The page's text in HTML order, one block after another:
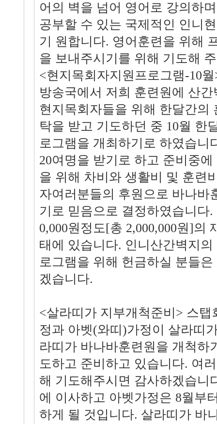
어의 벽을 넘어 영어로 강의하
공부할 수 있는 국제적인 인니
기 원합니다. 영어훈련을 위해
을 보내주시기를 위해 기도해
<현지목회자지원프로그램-10
방송국에서 저희 훈련원에 산
현지목회자들을 위해 한달간의
탁을 받고 기도하던 중 10월 한
로그램을 개최하기로 하였습니
20여명을 받기로 하고 준비중
을 위해 차비와 생활비 및 훈련
자여러분들의 후원으로 바나바
기로 믿음으로 결정하였습니다.
0,000원정도[총 2,000,000원]의
태에 있습니다. 인니산간벽지
로그램을 위해 헌금하실 분들
겠습니다.
<살라띠가 지부개척준비> 스탭
정과 아벳(와띠)가정이 살라띠
라띠가 바나바훈련원을 개척하
도하고 준비하고 있습니다. 여
해 기도해주시면 감사하겠습니
에 이사하고 아벳가정은 8월부
하게 될 것입니다. 살라띠가 바